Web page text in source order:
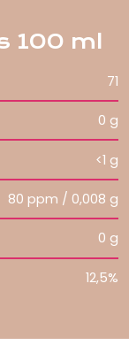
100 ml
71
0 g
<1 g
80 ppm / 0,008 g
0 g
12,5%